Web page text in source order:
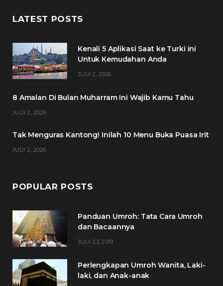
c
b
t
a
e
LATEST POSTS
Kenali 5 Aplikasi Saat ke Turki ini
Untuk Kemudahan Anda
JULY 2, 2026
8 Amalan Di Bulan Muharram Ini Wajib Kamu Tahu
JULY 2, 2026
Tak Menguras Kantong! Inilah 10 Menu Buka Puasa Irit
JULY 2, 2026
POPULAR POSTS
Panduan Umroh: Tata Cara Umroh
dan Bacaannya
JULY 23, 2019
Perlengkapan Umroh Wanita, Laki-
laki, dan Anak-anak